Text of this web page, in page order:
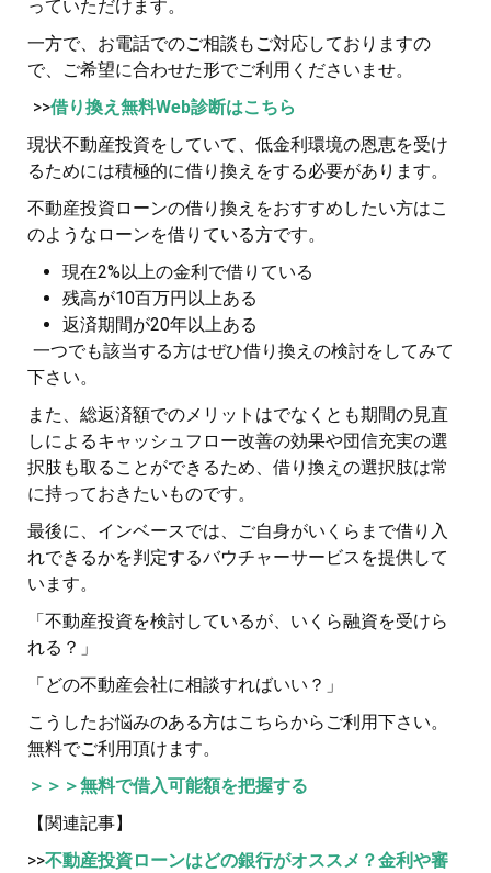
っていただけます。
一方で、お電話でのご相談もご対応しておりますの
で、ご希望に合わせた形でご利用くださいませ。
>>借り換え無料Web診断はこちら
現状不動産投資をしていて、低金利環境の恩恵を受け
るためには積極的に借り換えをする必要があります。
不動産投資ローンの借り換えをおすすめしたい方はこ
のようなローンを借りている方です。
現在2%以上の金利で借りている
残高が10百万円以上ある
返済期間が20年以上ある
一つでも該当する方はぜひ借り換えの検討をしてみて
下さい。
また、総返済額でのメリットはでなくとも期間の見直
しによるキャッシュフロー改善の効果や団信充実の選
択肢も取ることができるため、借り換えの選択肢は常
に持っておきたいものです。
最後に、インベースでは、ご自身がいくらまで借り入
れできるかを判定するバウチャーサービスを提供して
います。
「不動産投資を検討しているが、いくら融資を受けら
れる？」
「どの不動産会社に相談すればいい？」
こうしたお悩みのある方はこちらからご利用下さい。
無料でご利用頂けます。
＞＞＞無料で借入可能額を把握する
【関連記事】
>>不動産投資ローンはどの銀行がオススメ？金利や審